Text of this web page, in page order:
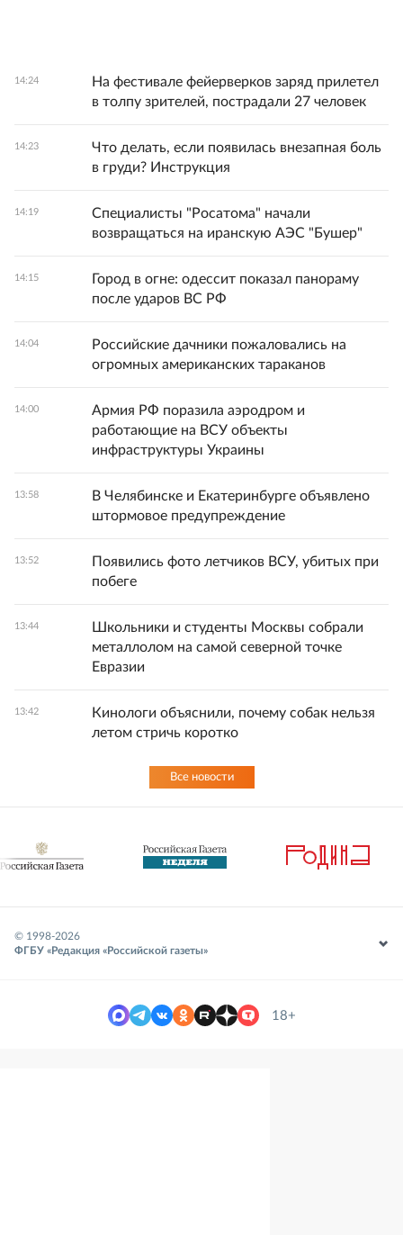
14:24
На фестивале фейерверков заряд прилетел
в толпу зрителей, пострадали 27 человек
14:23
Что делать, если появилась внезапная боль
в груди? Инструкция
14:19
Специалисты "Росатома" начали
возвращаться на иранскую АЭС "Бушер"
14:15
Город в огне: одессит показал панораму
после ударов ВС РФ
14:04
Российские дачники пожаловались на
огромных американских тараканов
14:00
Армия РФ поразила аэродром и
работающие на ВСУ объекты
инфраструктуры Украины
13:58
В Челябинске и Екатеринбурге объявлено
штормовое предупреждение
13:52
Появились фото летчиков ВСУ, убитых при
побеге
13:44
Школьники и студенты Москвы собрали
металлолом на самой северной точке
Евразии
13:42
Кинологи объяснили, почему собак нельзя
летом стричь коротко
Все новости
© 1998-2026
ФГБУ «Редакция «Российской газеты»
18+